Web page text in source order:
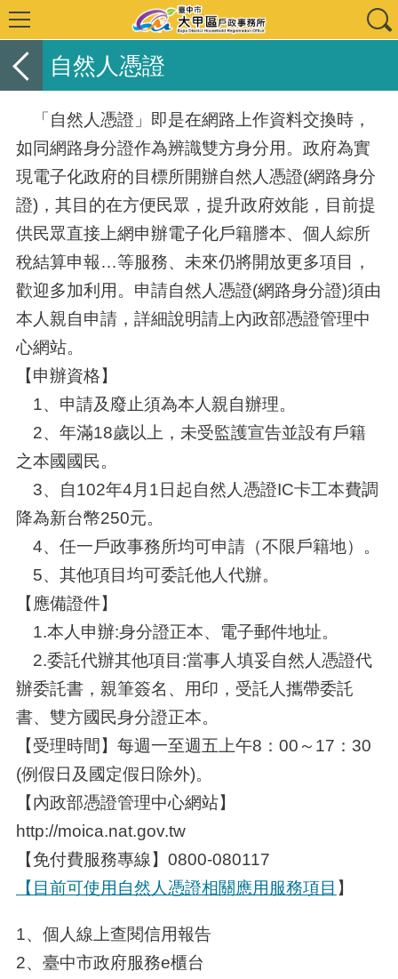
自然人憑證
「自然人憑證」即是在網路上作資料交換時，
如同網路身分證作為辨識雙方身分用。政府為實
現電子化政府的目標所開辦自然人憑證(網路身分
證)，其目的在方便民眾，提升政府效能，目前提
供民眾直接上網申辦電子化戶籍謄本、個人綜所
稅結算申報…等服務、未來仍將開放更多項目，
歡迎多加利用。申請自然人憑證(網路身分證)須由
本人親自申請，詳細說明請上內政部憑證管理中
心網站。
【申辦資格】
1、申請及廢止須為本人親自辦理。
2、年滿18歲以上，未受監護宣告並設有戶籍
之本國國民。
3、自102年4月1日起自然人憑證IC卡工本費調
降為新台幣250元。
4、任一戶政事務所均可申請（不限戶籍地）。
5、其他項目均可委託他人代辦。
【應備證件】
1.本人申辦:身分證正本、電子郵件地址。
2.委託代辦其他項目 :當事人填妥自然人憑證代
辦委託書，親筆簽名、用印，受託人攜帶委託
書、雙方國民身分證正本。
【受理時間】每週一至週五上午8：00～17：30
(例假日及國定假日除外)。
【內政部憑證管理中心網站】
http://moica.nat.gov.tw
【免付費服務專線】0800-080117
【目前可使用自然人憑證相關應用服務項目 】
1、個人線上查閱信用報告
2、臺中市政府服務e櫃台